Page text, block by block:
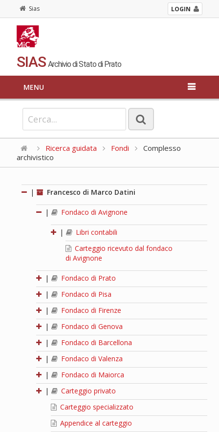
Sias LOGIN
SIAS Archivio di Stato di Prato
MENU
Ricerca guidata Fondi
Complesso
archivistico
| Francesco di Marco Datini
| Fondaco di Avignone
|
Libri contabili
Carteggio ricevuto dal fondaco
di Avignone
|
Fondaco di Prato
|
Fondaco di Pisa
|
Fondaco di Firenze
|
Fondaco di Genova
|
Fondaco di Barcellona
|
Fondaco di Valenza
|
Fondaco di Maiorca
|
Carteggio privato
Carteggio specializzato
Appendice al carteggio